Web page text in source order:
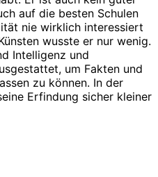
auf die besten Schulen
nie wirklich interessiert
wusste er nur wenig.
Intelligenz und
um Fakten und
zu können. In der
Erfindung sicher kleiner